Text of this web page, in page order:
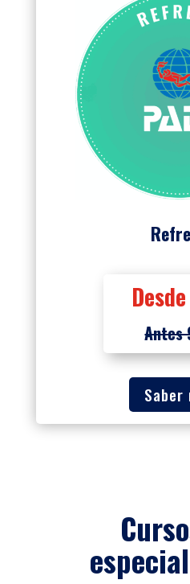
Antes
Saber